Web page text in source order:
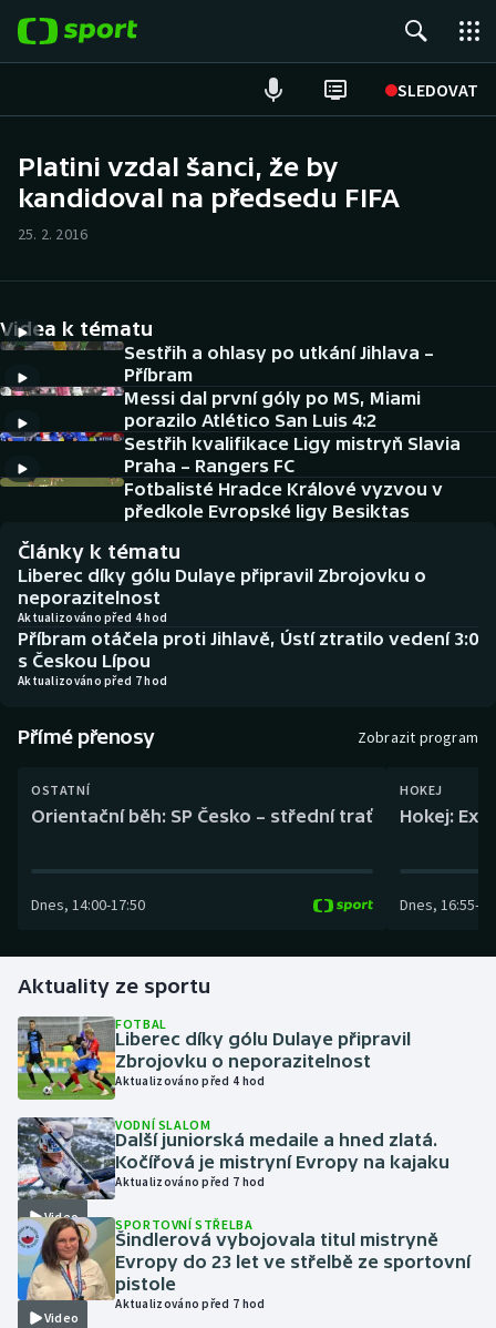
SLEDOVAT
Hokej
Cyklistika
DALŠÍ SPORTY
Americký fotbal
Baseball a softbal
Basketbal
Biatlon
Boby a skeleton
Box
Curling
Golf
Gymnastika
Házená
Jezdectví
Judo
Krasobruslení
Lezení
NEPŘEHLÉDNĚTE
Historické návraty
Aplikace ČT sport
AZ kvíz
Platini vzdal šanci, že by
kandidoval na předsedu FIFA
25. 2. 2016
Videa k tématu
Sestřih a ohlasy po utkání Jihlava –
Příbram
Messi dal první góly po MS, Miami
porazilo Atlético San Luis 4:2
Sestřih kvalifikace Ligy mistryň Slavia
Praha – Rangers FC
Fotbalisté Hradce Králové vyzvou v
předkole Evropské ligy Besiktas
Články k tématu
Liberec díky gólu Dulaye připravil Zbrojovku o
neporazitelnost
Aktualizováno před 4 hod
Příbram otáčela proti Jihlavě, Ústí ztratilo vedení 3:0
s Českou Lípou
Aktualizováno před 7 hod
Přímé přenosy Zobrazit program
OSTATNÍ
Orientační běh: SP Česko – střední trať
Dnes, 14:00-17:50
HOKEJ
Hokej:
Dnes, 16:55-
Aktuality ze sportu
FOTBAL
Liberec díky gólu Dulaye připravil
Zbrojovku o neporazitelnost
Aktualizováno před 4 hod
Video
VODNÍ SLALOM
Další juniorská medaile a hned zlatá.
Kočířová je mistryní Evropy na kajaku
Aktualizováno před 7 hod
Video
SPORTOVNÍ STŘELBA
Šindlerová vybojovala titul mistryně
Evropy do 23 let ve střelbě ze sportovní
pistole
Aktualizováno před 7 hod